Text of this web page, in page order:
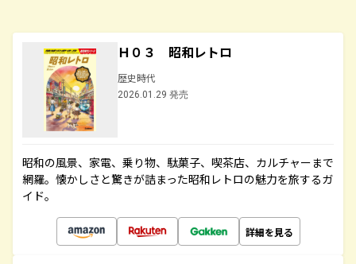
Ｈ０３ 昭和レトロ
歴史時代
2026.01.29 発売
昭和の風景、家電、乗り物、駄菓子、喫茶店、カルチャーまで
網羅。懐かしさと驚きが詰まった昭和レトロの魅力を旅するガ
イド。
詳細を見る